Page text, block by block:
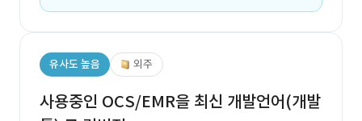
유사도 높음 외주
사용중인 OCS/EMR을 최신 개발언어(개발